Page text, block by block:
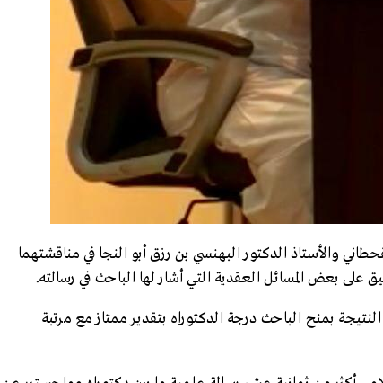
والأستاذ الدكتور البهنسي بن رزق أبو النجا في مناقشتهما
على بعض المسائل العقدية التي أشار لها الباحث في رسالته.
بمنح الباحث درجة الدكتوراه بتقدير ممتاز مع مرتبة